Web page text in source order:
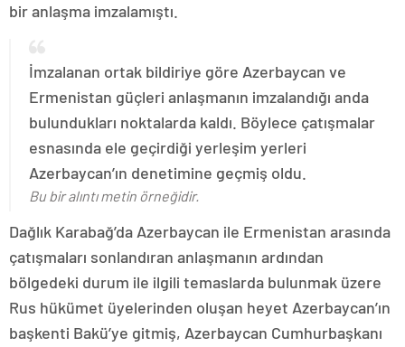
bir anlaşma imzalamıştı.
İmzalanan ortak bildiriye göre Azerbaycan ve
Ermenistan güçleri anlaşmanın imzalandığı anda
bulundukları noktalarda kaldı. Böylece çatışmalar
esnasında ele geçirdiği yerleşim yerleri
Azerbaycan’ın denetimine geçmiş oldu.
Bu bir alıntı metin örneğidir.
Dağlık Karabağ’da Azerbaycan ile Ermenistan arasında
çatışmaları sonlandıran anlaşmanın ardından
bölgedeki durum ile ilgili temaslarda bulunmak üzere
Rus hükümet üyelerinden oluşan heyet Azerbaycan’ın
başkenti Bakü’ye gitmiş, Azerbaycan Cumhurbaşkanı